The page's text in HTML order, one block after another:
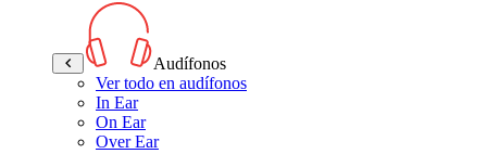
Audífonos
Ver todo en audífonos
In Ear
On Ear
Over Ear